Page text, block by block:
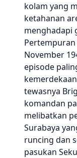
kolam yang
ketahanan
menghadapi
Pertempuran
November
episode
tewasnya
komandan
melibatkan
Surabaya
runcing dan
pasukan